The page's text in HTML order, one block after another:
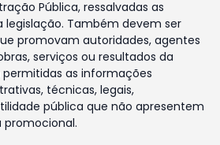
Pública, ressalvadas as
legislação. Também devem ser
promovam autoridades, agentes
serviços ou resultados da
as informações
técnicas, legais,
pública que não apresentem